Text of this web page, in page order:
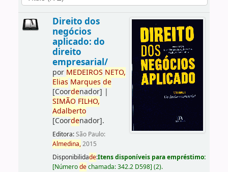
Direito dos
negócios
aplicado: do
direito
empresarial/
por MEDEIROS NETO,
Elias Marques de
[Coordenador] |
SIMÃO FILHO,
Adalberto
[Coordenador].
Editora:São Paulo:
Almedina,2015
Disponibilidade:Itens disponíveis para empréstimo:
[Númerodechamada:342.2 D598] (2).